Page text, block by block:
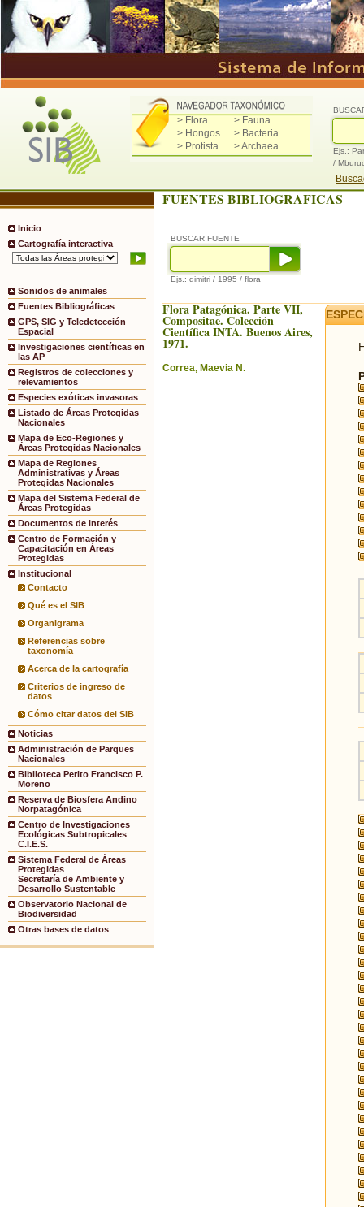
> Flora
> Fauna
> Hongos
> Bacteria
> Protista
> Archaea
Ejs.:
/
Inicio
Cartografía interactiva
Sonidos de animales
Fuentes Bibliográficas
GPS, SIG y Teledetección
Espacial
Investigaciones científicas en
las AP
Registros de colecciones y
relevamientos
Especies exóticas invasoras
Listado de Áreas Protegidas
Nacionales
Mapa de Eco-Regiones y
Áreas Protegidas Nacionales
Mapa de Regiones
Administrativas y Áreas
Protegidas Nacionales
Mapa del Sistema Federal de
Áreas Protegidas
Documentos de interés
Centro de Formación y
Capacitación en Áreas
Protegidas
Institucional
Contacto
Qué es el SIB
Organigrama
Referencias sobre
taxonomía
Acerca de la cartografía
Criterios de ingreso de
datos
Cómo citar datos del SIB
Noticias
Administración de Parques
Nacionales
Biblioteca Perito Francisco P.
Moreno
Reserva de Biosfera Andino
Norpatagónica
Centro de Investigaciones
Ecológicas Subtropicales
C.I.E.S.
Sistema Federal de Áreas
Protegidas
Secretaría de Ambiente y
Desarrollo Sustentable
Observatorio Nacional de
Biodiversidad
Otras bases de datos
FUENTES BIBLIOGRAFICAS
BUSCAR FUENTE
Ejs.: dimitri / 1995 / flora
Flora Patagónica. Parte VII,
Compositae. Colección
Científica INTA. Buenos Aires,
1971.
Correa, Maevia N.